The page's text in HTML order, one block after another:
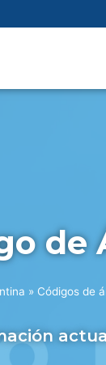
de
» Códigos de